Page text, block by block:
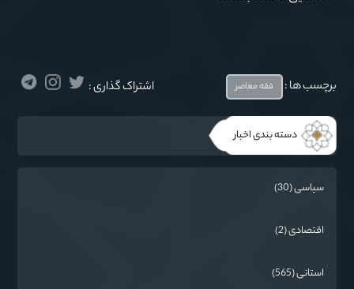
برچسب ها : فقه معاصر اشتراک گذاری :
دسته بندی اخبار
سیاسی (30)
اقتصادی (2)
استانی (565)